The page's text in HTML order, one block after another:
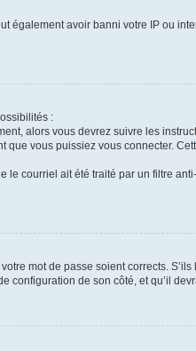
avoir banni votre IP ou
:
alors vous devrez suivre les
vous puissiez vous connecter.
courriel ait été traité par un filtre
mot de passe soient corrects.
configuration de son côté, et qu’il